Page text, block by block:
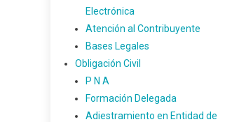
Electrónica
Atención al Contribuyente
Bases Legales
Obligación Civil
P N A
Formación Delegada
Adiestramiento en Entidad de